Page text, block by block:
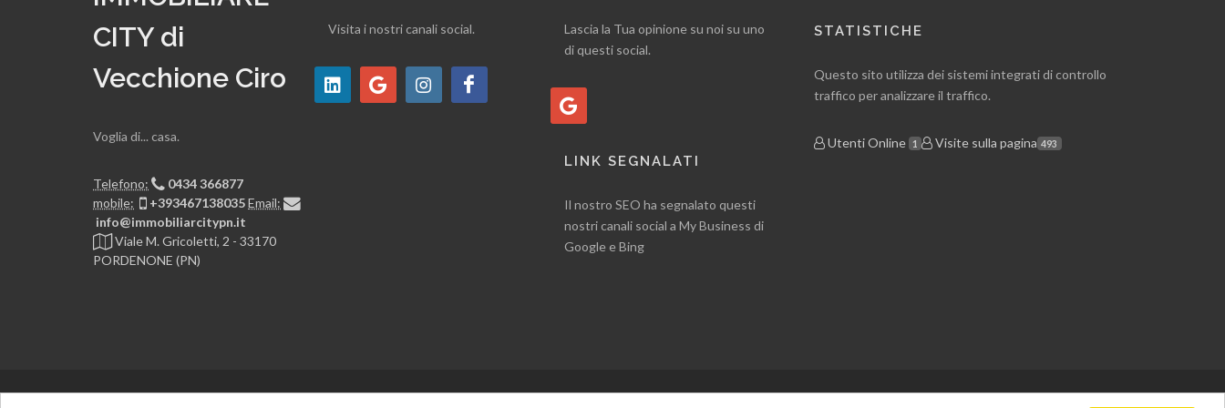
CITY di
Vecchione Ciro
Voglia di... casa.
Telefono:
0434 366877
mobile:
+393467138035Email:
info@immobiliarcitypn.it
Viale M. Gricoletti, 2 - 33170
PORDENONE (PN)
Visita i nostri canali social.
Lascia la Tua opinione su noi su uno
di questi social.
LINK SEGNALATI
Il nostro SEO ha segnalato questi
nostri canali social a My Business di
Google e Bing
STATISTICHE
Questo sito utilizza dei sistemi integrati di controllo
traffico per analizzare il traffico.
Utenti Online 1 Visite sulla pagina 493